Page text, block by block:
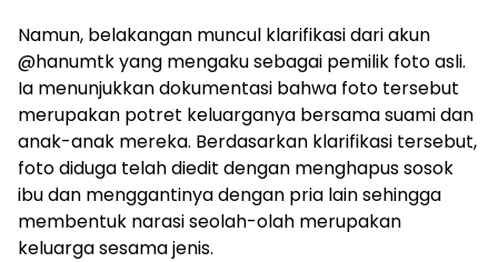
Namun, belakangan muncul klarifikasi dari akun
@hanumtk yang mengaku sebagai pemilik foto asli.
Ia menunjukkan dokumentasi bahwa foto tersebut
merupakan potret keluarganya bersama suami dan
anak-anak mereka. Berdasarkan klarifikasi tersebut,
foto diduga telah diedit dengan menghapus sosok
ibu dan menggantinya dengan pria lain sehingga
membentuk narasi seolah-olah merupakan
keluarga sesama jenis.